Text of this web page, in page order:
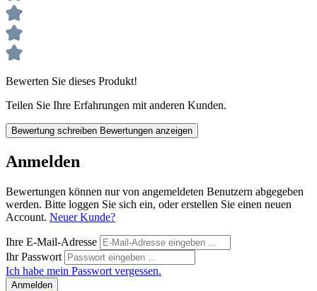
Bewerten Sie dieses Produkt!
Teilen Sie Ihre Erfahrungen mit anderen Kunden.
Bewertung schreiben Bewertungen anzeigen
Anmelden
Bewertungen können nur von angemeldeten Benutzern abgegeben
werden. Bitte loggen Sie sich ein, oder erstellen Sie einen neuen
Account. Neuer Kunde?
Ihre E-Mail-Adresse
Ihr Passwort
Ich habe mein Passwort vergessen.
Anmelden